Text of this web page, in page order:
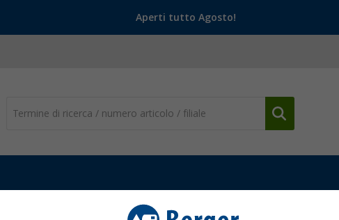
Aperti tutto Agosto!
Set da cucina di campeggio Set di ciotole per cereali Gimex